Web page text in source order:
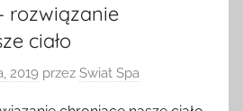
rozwiązanie
ciało
2019 przez Swiat Spa